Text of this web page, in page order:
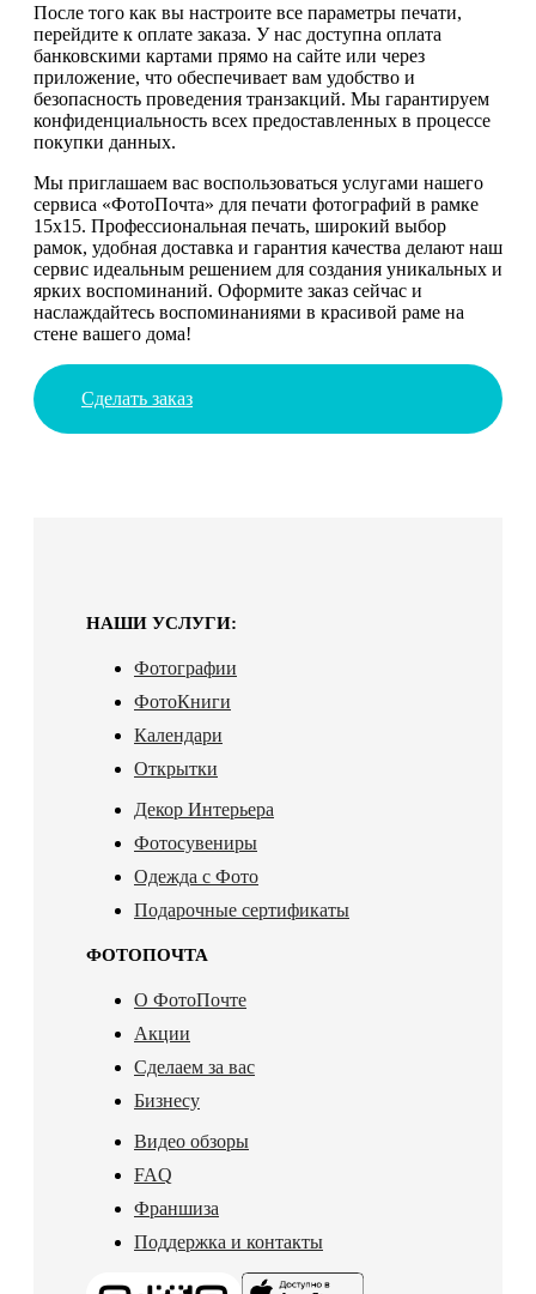
После того как вы настроите все параметры печати,
перейдите к оплате заказа. У нас доступна оплата
банковскими картами прямо на сайте или через
приложение, что обеспечивает вам удобство и
безопасность проведения транзакций. Мы гарантируем
конфиденциальность всех предоставленных в процессе
покупки данных.
Мы приглашаем вас воспользоваться услугами нашего
сервиса «ФотоПочта» для печати фотографий в рамке
15х15. Профессиональная печать, широкий выбор
рамок, удобная доставка и гарантия качества делают наш
сервис идеальным решением для создания уникальных и
ярких воспоминаний. Оформите заказ сейчас и
наслаждайтесь воспоминаниями в красивой раме на
стене вашего дома!
Сделать заказ
НАШИ УСЛУГИ:
Фотографии
ФотоКниги
Календари
Открытки
Декор Интерьера
Фотосувениры
Одежда с Фото
Подарочные сертификаты
ФОТОПОЧТА
О ФотоПочте
Акции
Сделаем за вас
Бизнесу
Видео обзоры
FAQ
Франшиза
Поддержка и контакты